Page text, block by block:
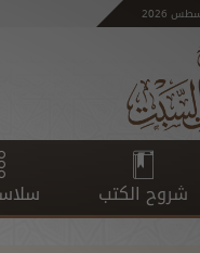
شروح الكتب